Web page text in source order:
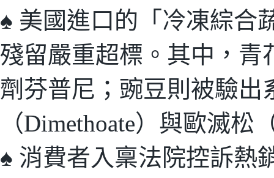
♠ 美國進口的「冷凍綜合
殘留嚴重超標。其中，青
劑芬普尼；豌豆則被驗出
（Dimethoate）與歐滅松
♠ 消費者入稟法院控訴熱